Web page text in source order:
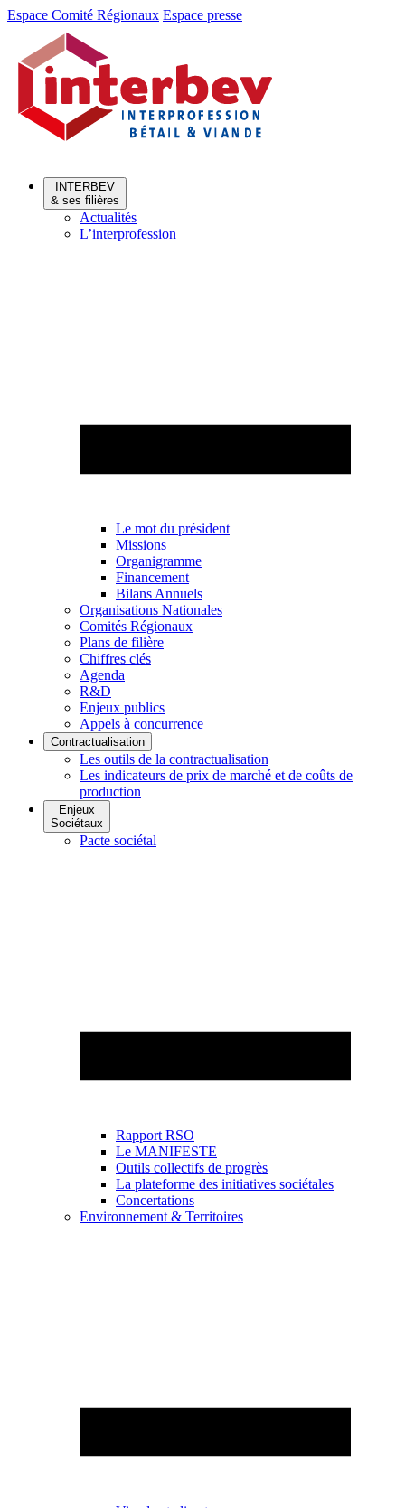
Aller
Aller
contenu
Espace Comité Régionaux Espace presse
INTERBEV
& ses filières
Actualités
L’interprofession
Le mot du président
Missions
Organigramme
Financement
Bilans Annuels
Organisations Nationales
Comités Régionaux
Plans de filière
Chiffres clés
Agenda
R&D
Enjeux publics
Appels à concurrence
Contractualisation
Les outils de la contractualisation
Les indicateurs de prix de marché et de coûts de
production
Enjeux
Sociétaux
Pacte sociétal
Rapport RSO
Le MANIFESTE
Outils collectifs de progrès
La plateforme des initiatives sociétales
Concertations
Environnement & Territoires